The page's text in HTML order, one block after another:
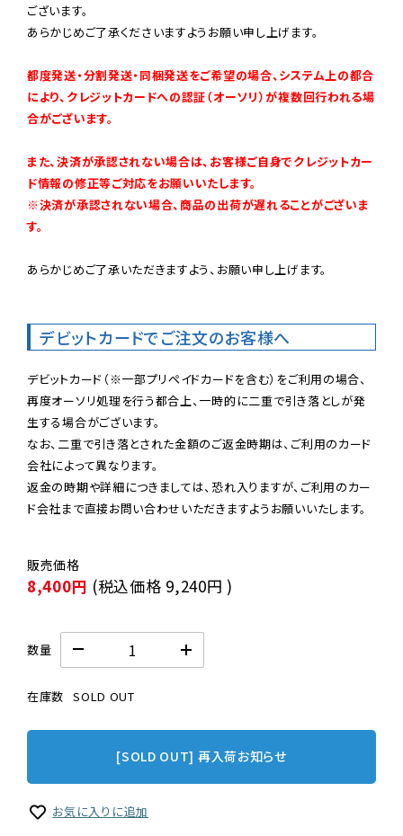
ございます。
あらかじめご了承くださいますようお願い申し上げます。
都度発送・分割発送・同梱発送をご希望の場合、システム上の都合
により、クレジットカードへの認証（オーソリ）が複数回行われる場
合がございます。
また、決済が承認されない場合は、お客様ご自身でクレジットカー
ド情報の修正等ご対応をお願いいたします。
※決済が承認されない場合、商品の出荷が遅れることがございま
す。
あらかじめご了承いただきますよう、お願い申し上げます。
デビットカードでご注文のお客様へ
デビットカード（※一部プリペイドカードを含む）をご利用の場合、
再度オーソリ処理を行う都合上、一時的に二重で引き落としが発
生する場合がございます。
なお、二重で引き落とされた金額のご返金時期は、ご利用のカード
会社によって異なります。
返金の時期や詳細につきましては、恐れ入りますが、ご利用のカー
ド会社まで直接お問い合わせいただきますようお願いいたします。
8,400円 (税込価格 9,240円 )
数量
在庫数 SOLD OUT
[SOLD OUT] 再入荷お知らせ
お気に入りに追加